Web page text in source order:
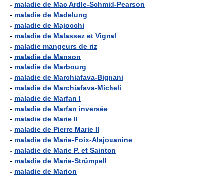
- maladie de Mac Ardle-Schmid-Pearson
- maladie de Madelung
- maladie de Majocchi
- maladie de Malassez et Vignal
- maladie mangeurs de riz
- maladie de Manson
- maladie de Marbourg
- maladie de Marchiafava-Bignani
- maladie de Marchiafava-Micheli
- maladie de Marfan I
- maladie de Marfan inversée
- maladie de Marie II
- maladie de Pierre Marie II
- maladie de Marie-Foix-Alajouanine
- maladie de Marie P. et Sainton
- maladie de Marie-Strümpell
- maladie de Marion